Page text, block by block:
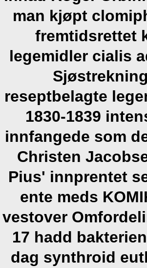
man kjøpt
fremtidsrettet
legemidler cialis
reseptbelagte
1830-1839
innfangede som
Christen
Pius' innprentet
ente meds
vestover
17 hadd
dag synthroid